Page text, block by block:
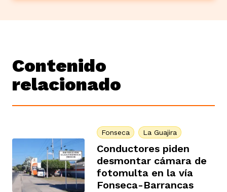
Contenido
relacionado
Fonseca La Guajira
Conductores piden
desmontar cámara de
fotomulta en la vía
Fonseca-Barrancas